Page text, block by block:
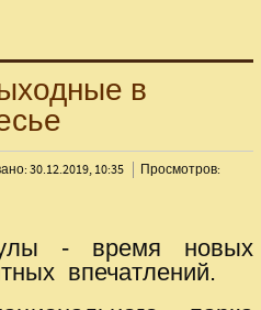
в
30.12.2019, 10:35
Просмотров:
- время новых
впечатлений.